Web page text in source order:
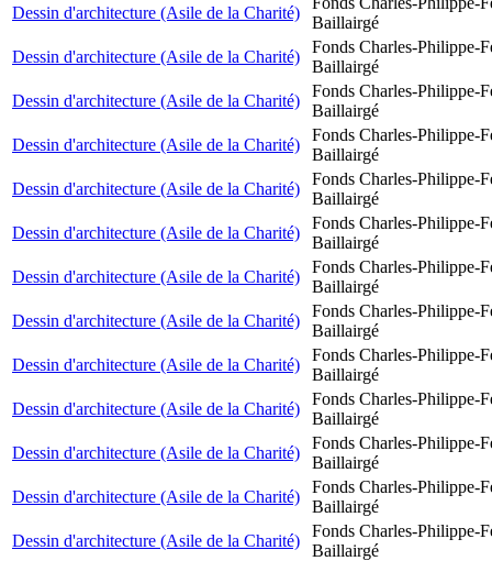
Dessin d'architecture (Asile de la Charité)
Baillairgé
Dessin d'architecture (Asile de la Charité)
Fonds Charles-Philippe-
Baillairgé
Dessin d'architecture (Asile de la Charité)
Fonds Charles-Philippe-
Baillairgé
Dessin d'architecture (Asile de la Charité)
Fonds Charles-Philippe-
Baillairgé
Dessin d'architecture (Asile de la Charité)
Fonds Charles-Philippe-
Baillairgé
Dessin d'architecture (Asile de la Charité)
Fonds Charles-Philippe-
Baillairgé
Dessin d'architecture (Asile de la Charité)
Fonds Charles-Philippe-
Baillairgé
Dessin d'architecture (Asile de la Charité)
Fonds Charles-Philippe-
Baillairgé
Dessin d'architecture (Asile de la Charité)
Fonds Charles-Philippe-
Baillairgé
Dessin d'architecture (Asile de la Charité)
Fonds Charles-Philippe-
Baillairgé
Dessin d'architecture (Asile de la Charité)
Fonds Charles-Philippe-
Baillairgé
Dessin d'architecture (Asile de la Charité)
Fonds Charles-Philippe-
Baillairgé
Dessin d'architecture (Asile de la Charité)
Fonds Charles-Philippe-
Baillairgé